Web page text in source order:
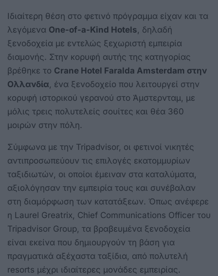
Ιδιαίτερη θέση στο φετινό πρόγραμμα είχαν και τα
λεγόμενα One-of-a-Kind Hotels, δηλαδή
ξενοδοχεία με εντελώς ξεχωριστή εμπειρία
διαμονής. Στην κορυφή αυτής της κατηγορίας
βρέθηκε το Crane Hotel Faralda Amsterdam στην
Ολλανδία, ένα ξενοδοχείο που λειτουργεί στην
κορυφή ιστορικού γερανού στο Άμστερνταμ, με
μόλις τρεις πολυτελείς σουίτες και θέα 360
μοιρών στην πόλη.
Σύμφωνα με την Tripadvisor, οι φετινοί νικητές
αντιπροσωπεύουν τις επιλογές εκατομμυρίων
ταξιδιωτών, οι οποίοι έμειναν στα καταλύματα,
αξιολόγησαν την εμπειρία τους και συνέβαλαν
στη διαμόρφωση των κατατάξεων. Όπως ανέφερε
η Laurel Greatrix, Chief Communications Officer του
Tripadvisor Group, τα βραβευμένα ξενοδοχεία
είναι εκείνα που δημιουργούν τη βάση για
πραγματικά αξέχαστα ταξίδια, από πολυτελή
resorts μέχρι ιδιαίτερες μονάδες εμπειρίας.